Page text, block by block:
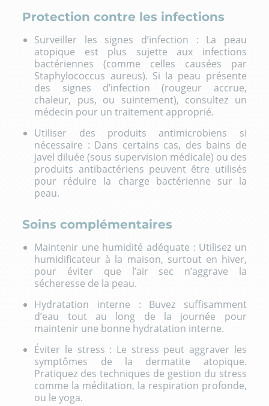
Protection contre les infections
Surveiller les signes d’infection : La peau
atopique est plus sujette aux infections
bactériennes (comme celles causées par
Staphylococcus aureus). Si la peau présente
des signes d’infection (rougeur accrue,
chaleur, pus, ou suintement), consultez un
médecin pour un traitement approprié.
Utiliser des produits antimicrobiens si
nécessaire : Dans certains cas, des bains de
javel diluée (sous supervision médicale) ou des
produits antibactériens peuvent être utilisés
pour réduire la charge bactérienne sur la
peau.
Soins complémentaires
Maintenir une humidité adéquate : Utilisez un
humidificateur à la maison, surtout en hiver,
pour éviter que l’air sec n’aggrave la
sécheresse de la peau.
Hydratation interne : Buvez suffisamment
d’eau tout au long de la journée pour
maintenir une bonne hydratation interne.
Éviter le stress : Le stress peut aggraver les
symptômes de la dermatite atopique.
Pratiquez des techniques de gestion du stress
comme la méditation, la respiration profonde,
ou le yoga.